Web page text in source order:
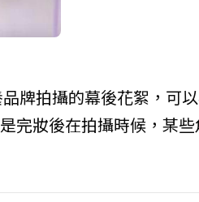
牌拍攝的幕後花絮，可
完妝後在拍攝時候，某